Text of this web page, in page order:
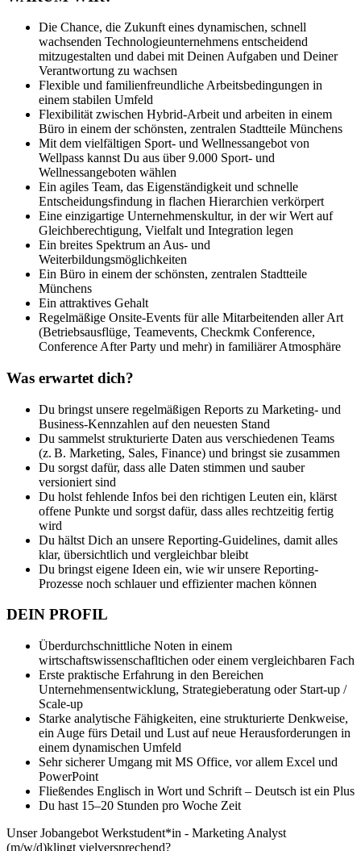
Die Chance, die Zukunft eines dynamischen, schnell
wachsenden Technologieunternehmens entscheidend
mitzugestalten und dabei mit Deinen Aufgaben und Deiner
Verantwortung zu wachsen
Flexible und familienfreundliche Arbeitsbedingungen in
einem stabilen Umfeld
Flexibilität zwischen Hybrid-Arbeit und arbeiten in einem
Büro in einem der schönsten, zentralen Stadtteile Münchens
Mit dem vielfältigen Sport- und Wellnessangebot von
Wellpass kannst Du aus über 9.000 Sport- und
Wellnessangeboten wählen
Ein agiles Team, das Eigenständigkeit und schnelle
Entscheidungsfindung in flachen Hierarchien verkörpert
Eine einzigartige Unternehmenskultur, in der wir Wert auf
Gleichberechtigung, Vielfalt und Integration legen
Ein breites Spektrum an Aus- und
Weiterbildungsmöglichkeiten
Ein Büro in einem der schönsten, zentralen Stadtteile
Münchens
Ein attraktives Gehalt
Regelmäßige Onsite-Events für alle Mitarbeitenden aller Art
(Betriebsausflüge, Teamevents, Checkmk Conference,
Conference After Party und mehr) in familiärer Atmosphäre
Was erwartet dich?
Du bringst unsere regelmäßigen Reports zu Marketing- und
Business-Kennzahlen auf den neuesten Stand
Du sammelst strukturierte Daten aus verschiedenen Teams
(z. B. Marketing, Sales, Finance) und bringst sie zusammen
Du sorgst dafür, dass alle Daten stimmen und sauber
versioniert sind
Du holst fehlende Infos bei den richtigen Leuten ein, klärst
offene Punkte und sorgst dafür, dass alles rechtzeitig fertig
wird
Du hältst Dich an unsere Reporting-Guidelines, damit alles
klar, übersichtlich und vergleichbar bleibt
Du bringst eigene Ideen ein, wie wir unsere Reporting-
Prozesse noch schlauer und effizienter machen können
DEIN PROFIL
Überdurchschnittliche Noten in einem
wirtschaftswissenschafltichen oder einem vergleichbaren Fach
Erste praktische Erfahrung in den Bereichen
Unternehmensentwicklung, Strategieberatung oder Start-up /
Scale-up
Starke analytische Fähigkeiten, eine strukturierte Denkweise,
ein Auge fürs Detail und Lust auf neue Herausforderungen in
einem dynamischen Umfeld
Sehr sicherer Umgang mit MS Office, vor allem Excel und
PowerPoint
Fließendes Englisch in Wort und Schrift – Deutsch ist ein Plus
Du hast 15–20 Stunden pro Woche Zeit
Unser Jobangebot Werkstudent*in - Marketing Analyst
(m/w/d)klingt vielversprechend?